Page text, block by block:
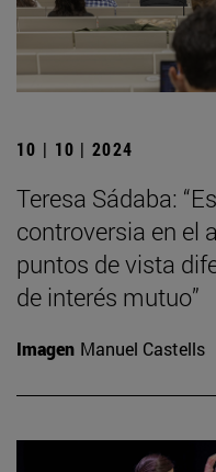
10 | 10 | 2024
Teresa Sádaba:
controversia en el
puntos de vista
de interés mutuo”
Imagen Manuel Castells